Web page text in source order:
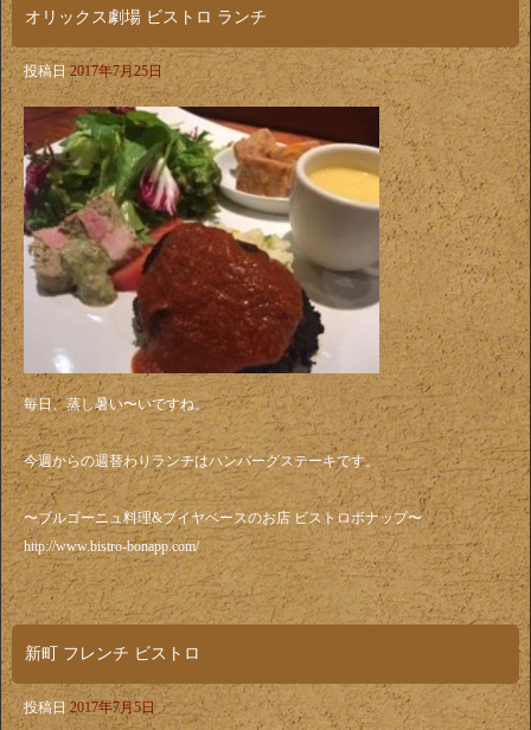
オリックス劇場 ビストロ ランチ
投稿日 2017年7月25日
毎日、蒸し暑い〜いですね。
今週からの週替わりランチはハンバーグステーキです。
〜ブルゴーニュ料理&ブイヤベースのお店 ビストロボナップ〜
http://www.bistro-bonapp.com/
新町 フレンチ ビストロ
投稿日 2017年7月5日